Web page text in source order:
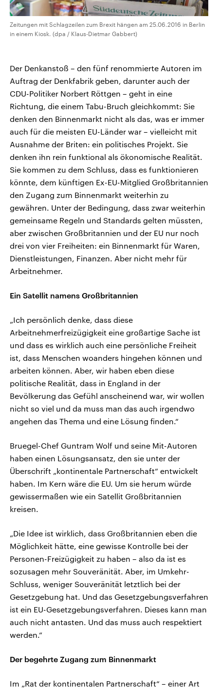
Zeitungen mit Schlagzeilen zum Brexit hängen am 25.06.2016 in Berlin
in einem Kiosk. (dpa / Klaus-Dietmar Gabbert)
Der Denkanstoß – den fünf renommierte Autoren im
Auftrag der Denkfabrik geben, darunter auch der
CDU-Politiker Norbert Röttgen – geht in eine
Richtung, die einem Tabu-Bruch gleichkommt: Sie
denken den Binnenmarkt nicht als das, was er immer
auch für die meisten EU-Länder war – vielleicht mit
Ausnahme der Briten: ein politisches Projekt. Sie
denken ihn rein funktional als ökonomische Realität.
Sie kommen zu dem Schluss, dass es funktionieren
könnte, dem künftigen Ex-EU-Mitglied Großbritannien
den Zugang zum Binnenmarkt weiterhin zu
gewähren. Unter der Bedingung, dass zwar weiterhin
gemeinsame Regeln und Standards gelten müssten,
aber zwischen Großbritannien und der EU nur noch
drei von vier Freiheiten: ein Binnenmarkt für Waren,
Dienstleistungen, Finanzen. Aber nicht mehr für
Arbeitnehmer.
Ein Satellit namens Großbritannien
„Ich persönlich denke, dass diese
Arbeitnehmerfreizügigkeit eine großartige Sache ist
und dass es wirklich auch eine persönliche Freiheit
ist, dass Menschen woanders hingehen können und
arbeiten können. Aber, wir haben eben diese
politische Realität, dass in England in der
Bevölkerung das Gefühl anscheinend war, wir wollen
nicht so viel und da muss man das auch irgendwo
angehen das Thema und eine Lösung finden.“
Bruegel-Chef Guntram Wolf und seine Mit-Autoren
haben einen Lösungsansatz, den sie unter der
Überschrift „kontinentale Partnerschaft“ entwickelt
haben. Im Kern wäre die EU. Um sie herum würde
gewissermaßen wie ein Satellit Großbritannien
kreisen.
„Die Idee ist wirklich, dass Großbritannien eben die
Möglichkeit hätte, eine gewisse Kontrolle bei der
Personen-Freizügigkeit zu haben – also da ist es
sozusagen mehr Souveränität. Aber, im Umkehr-
Schluss, weniger Souveränität letztlich bei der
Gesetzgebung hat. Und das Gesetzgebungsverfahren
ist ein EU-Gesetzgebungsverfahren. Dieses kann man
auch nicht antasten. Und das muss auch respektiert
werden.“
Der begehrte Zugang zum Binnenmarkt
Im „Rat der kontinentalen Partnerschaft“ – einer Art